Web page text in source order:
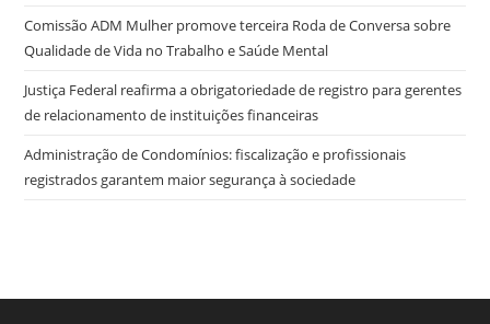
Comissão ADM Mulher promove terceira Roda de Conversa sobre
Qualidade de Vida no Trabalho e Saúde Mental
Justiça Federal reafirma a obrigatoriedade de registro para gerentes
de relacionamento de instituições financeiras
Administração de Condomínios: fiscalização e profissionais
registrados garantem maior segurança à sociedade